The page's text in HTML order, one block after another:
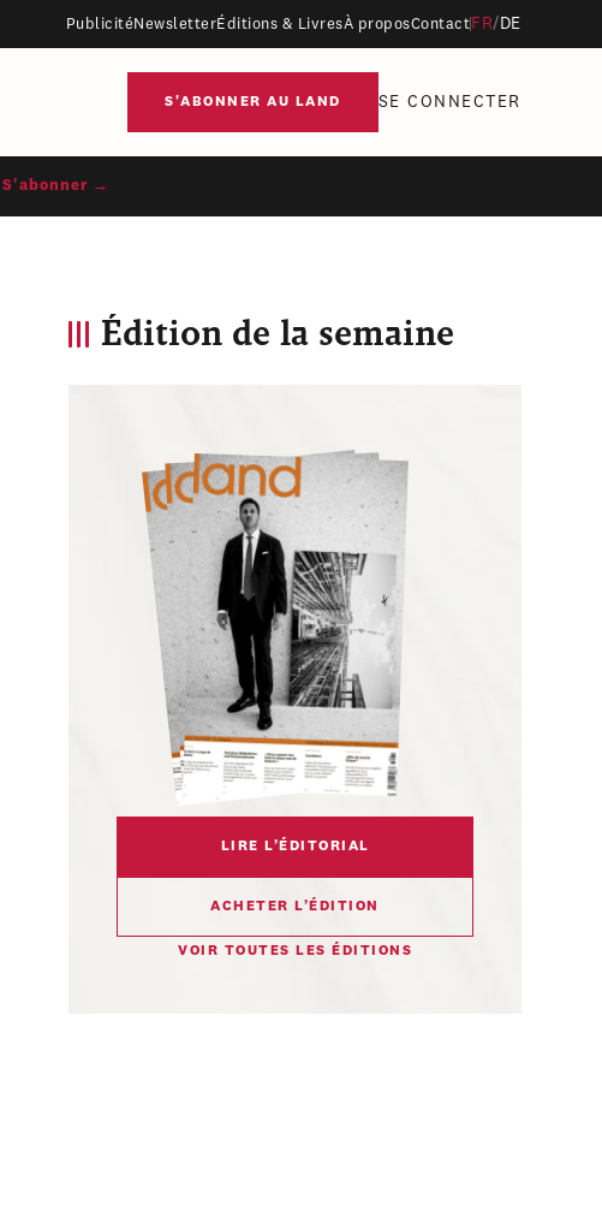
Publicité NewsletterÉditions & LivresÀ proposContact FR/ DE
S'ABONNER AU LAND SE CONNECTER
S'abonner →
Édition de la semaine
LIRE L’ÉDITORIAL
ACHETER L’ÉDITION
VOIR TOUTES LES ÉDITIONS